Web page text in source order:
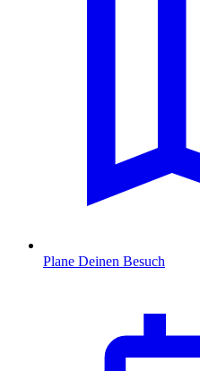
Plane Deinen Besuch